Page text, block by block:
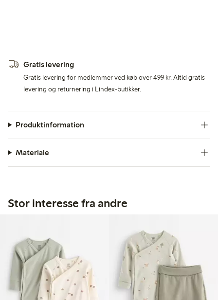
Gratis levering
Gratis levering for medlemmer ved køb over 499 kr. Altid gratis
levering og returnering i Lindex-butikker.
Produktinformation
Materiale
Stor interesse fra andre